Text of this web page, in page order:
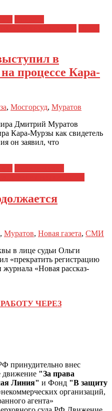
в
процессе Кара-
, Мосгорсуд, Муратов
Дмитрий Муратов
Кара-Мурзы как свидетель
он заявил, что
, Муратов, Новая газета, СМИ
в лице судьи Ольги
«прекратить регистрацию
«Новая рассказ-
ЧЕРЕЗ
принудительно внес
движение "За права
Линия" и Фонд "В защиту
организаций,
агента»